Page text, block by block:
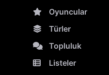
Oyuncular
Türler
Topluluk
Listeler